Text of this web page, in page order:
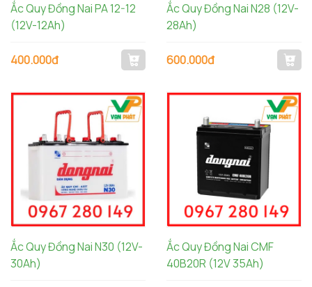
Ắc Quy Đồng Nai PA 12-12
(12V-12Ah)
400.000đ
Ắc Quy Đồng Nai N28 (12V-
28Ah)
600.000đ
Ắc Quy Đồng Nai N30 (12V-
30Ah)
Ắc Quy Đồng Nai CMF
40B20R (12V 35Ah)